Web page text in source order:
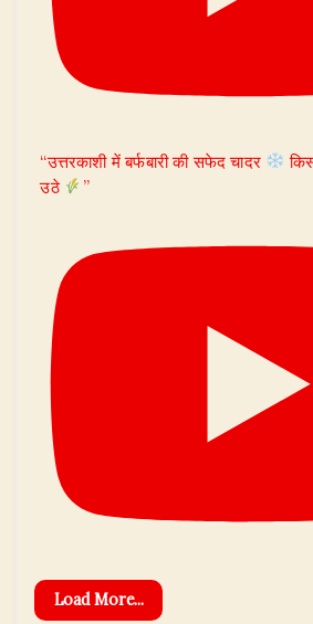
“उत्तरकाशी में बर्फबारी की सफेद चादर
उठे
”
Load More...